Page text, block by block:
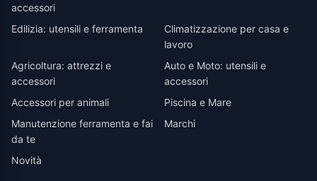
accessori
Edilizia: utensili e ferramenta
Climatizzazione per casa e
lavoro
Agricoltura: attrezzi e
accessori
Auto e Moto: utensili e
accessori
Accessori per animali
Piscina e Mare
Manutenzione ferramenta e fai
da te
Marchi
Novità